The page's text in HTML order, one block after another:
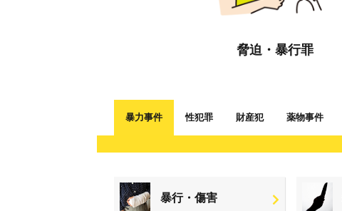
脅迫・暴行罪
暴力事件 性犯罪 財産犯 薬物事件
暴行・傷害